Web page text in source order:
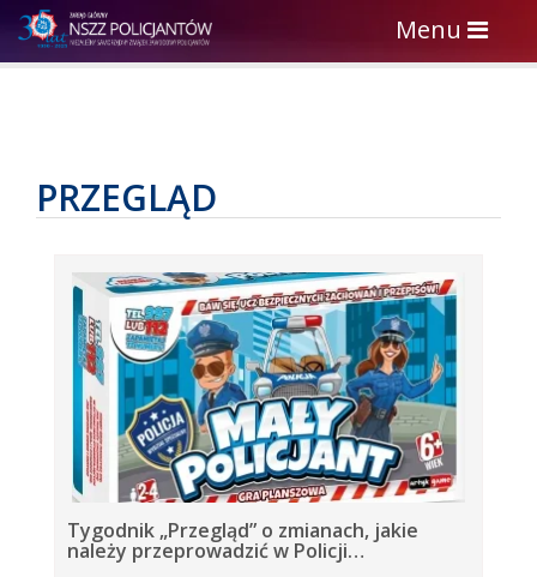
Toggle
navigation
Menu
PRZEGLĄD
Tygodnik „Przegląd” o zmianach, jakie
należy przeprowadzić w Policji…